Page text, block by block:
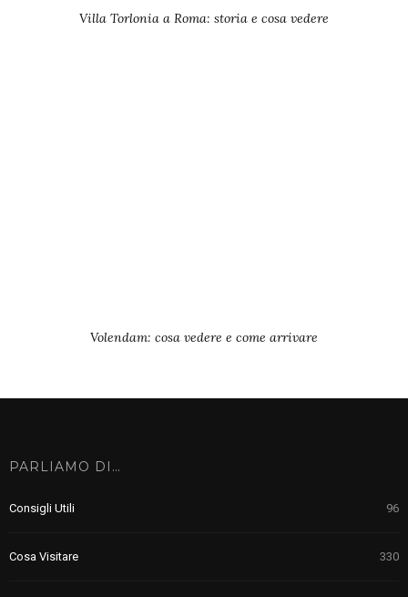
Villa Torlonia a Roma: storia e cosa vedere
Volendam: cosa vedere e come arrivare
PARLIAMO DI…
Consigli Utili 96
Cosa Visitare 330